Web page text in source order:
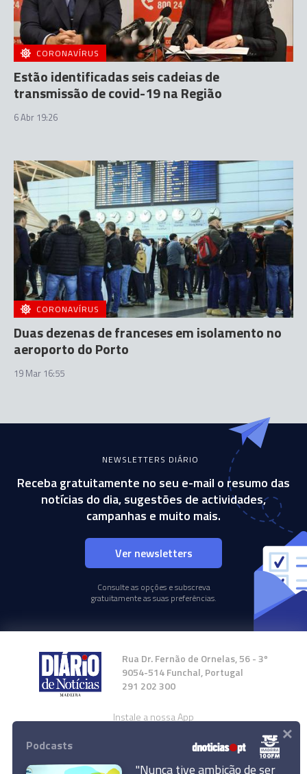
CORONAVÍRUS
Estão identificadas seis cadeias de
transmissão de covid-19 na Região
6 Abr 19:26
CORONAVÍRUS
Duas dezenas de franceses em isolamento no
aeroporto do Porto
19 Mar 16:55
NEWSLETTERS DIÁRIO
Receba gratuitamente no seu e-mail o resumo das
notícias do dia, sugestões de actividades,
campanhas e muito mais.
Ver newsletters
Consulte as opções e subscreva
gratuitamente as suas preferências.
Rua Dr. Fernão de Ornelas, 56 - 3º
9054-514 Funchal, Portugal
291 202 300
Instale a nossa App
Podcasts
"Nunca tive ambição de ser
×